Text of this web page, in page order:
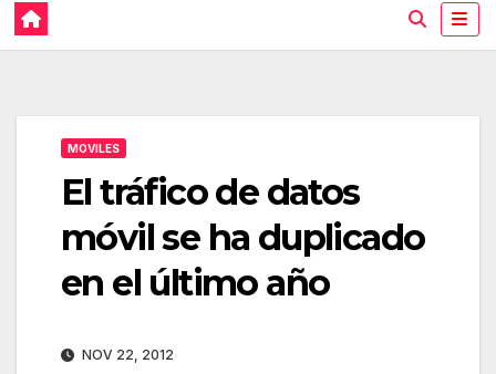
MOVILES
El tráfico de datos
móvil se ha duplicado
en el último año
NOV 22, 2012